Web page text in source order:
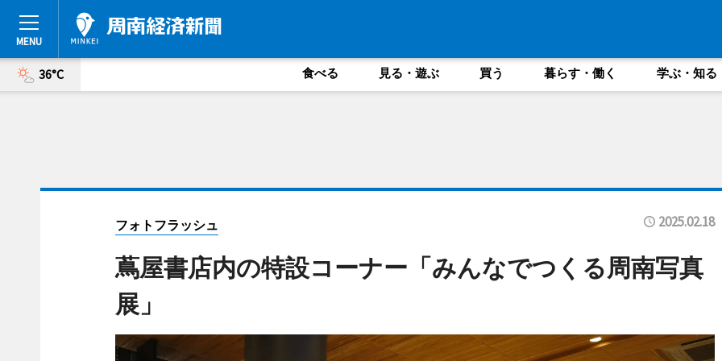
36°C 食べる 見る・遊ぶ 買う 暮らす・働く 学ぶ・知る
フォトフラッシュ 2025.02.18
蔦屋書店内の特設コーナー「みんなでつくる周南写真
展」